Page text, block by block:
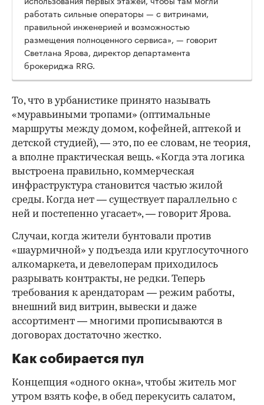
00:00
работать сильные операторы — с витринами,
правильной инженерией и возможностью
размещения полноценного сервиса», — говорит
Светлана Ярова, директор департамента
брокериджа RRG.
То, что в урбанистике принято называть
«муравьиными тропами» (оптимальные
маршруты между домом, кофейней, аптекой и
детской студией), — это, по ее словам, не теория,
а вполне практическая вещь. «Когда эта логика
выстроена правильно, коммерческая
инфраструктура становится частью жилой
среды. Когда нет — существует параллельно с
ней и постепенно угасает», — говорит Ярова.
Случаи, когда жители бунтовали против
«шаурмичной» у подъезда или круглосуточного
алкомаркета, и девелоперам приходилось
разрывать контракты, не редки. Теперь
требования к арендаторам — режим работы,
внешний вид витрин, вывески и даже
ассортимент — многими прописываются в
договорах достаточно жестко.
Как собирается пул
Концепция «одного окна», чтобы житель мог
утром взять кофе, в обед перекусить салатом,